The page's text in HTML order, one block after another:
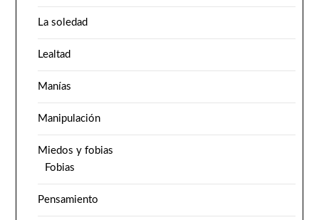
La soledad
Lealtad
Manías
Manipulación
Miedos y fobias
Fobias
Pensamiento